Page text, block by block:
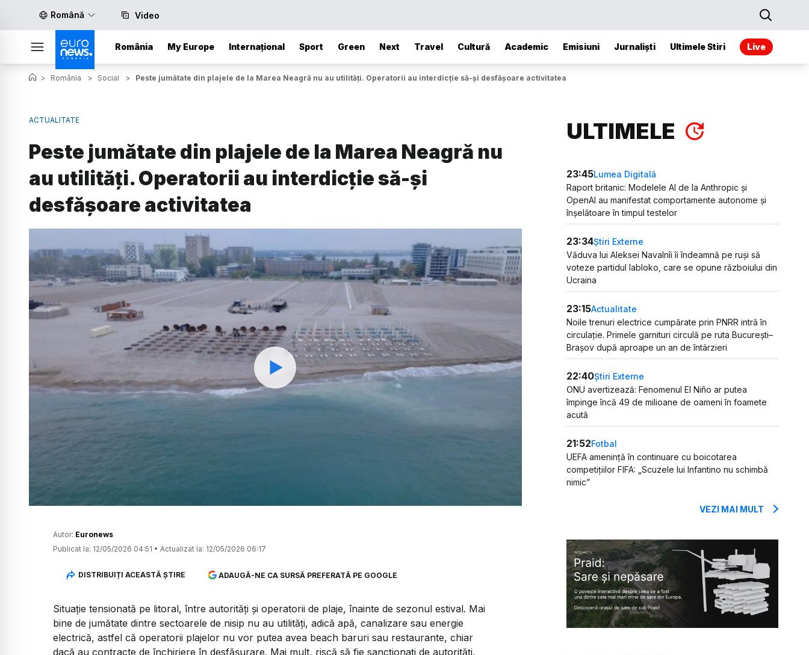
Română Video
România My Europe Internațional Sport Green Next Travel Cultură Academic Emisiuni Jurnaliști Ultimele Stiri Live
> România > Social > Peste jumătate din plajele de la Marea Neagră nu au utilități. Operatorii au interdicție să-și desfășoare activitatea
ACTUALITATE
Peste jumătate din plajele de la Marea Neagră nu
au utilități. Operatorii au interdicție să-și
desfășoare activitatea
Watch
Autor: Euronews
Publicat la: 12/05/2026 04:51 • Actualizat la: 12/05/2026 06:17
DISTRIBUIȚI ACEASTĂ ȘTIRE ADAUGĂ-NE CA SURSĂ PREFERATĂ PE GOOGLE
Situație tensionată pe litoral, între autorități și operatorii de plaje, înainte de sezonul estival. Mai
bine de jumătate dintre sectoarele de nisip nu au utilități, adică apă, canalizare sau energie
electrică, astfel că operatorii plajelor nu vor putea avea beach baruri sau restaurante, chiar
dacă au contracte de închiriere în desfășurare. Mai mult, riscă să fie sancționați de autorități,
ULTIMELE
23:45Lumea Digitală
Raport britanic: Modelele AI de la Anthropic și
OpenAI au manifestat comportamente autonome și
înșelătoare în timpul testelor
23:34Știri Externe
Văduva lui Aleksei Navalnîi îi îndeamnă pe ruși să
voteze partidul Iabloko, care se opune războiului din
Ucraina
23:15Actualitate
Noile trenuri electrice cumpărate prin PNRR intră în
circulație. Primele garnituri circulă pe ruta București–
Brașov după aproape un an de întârzieri
22:40Știri Externe
ONU avertizează: Fenomenul El Niño ar putea
împinge încă 49 de milioane de oameni în foamete
acută
21:52Fotbal
UEFA amenință în continuare cu boicotarea
competițiilor FIFA: „Scuzele lui Infantino nu schimbă
nimic”
VEZI MAI MULT